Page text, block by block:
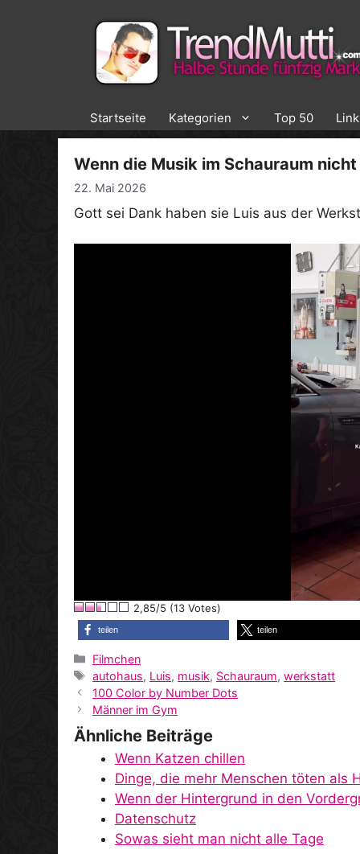
Startseite Kategorien Top 50
Wenn die Musik im Schauraum
22. Mai 2026
Gott sei Dank haben sie Luis aus der
2,85/5 (13 Votes)
teilen teilen
Kategorien
Filmchen
Schlagwörter
autohaus, Luis, musik, Schauraum,werkstatt
100 Color by Number Dots
Männer im Gym
Ähnliche Beiträge
Wenn Katzen chillen
Dinge, die mehr Menschen töten als
Wenn der Hintergrund in den
Datenschutz
Sowas sieht man nicht alle Tage